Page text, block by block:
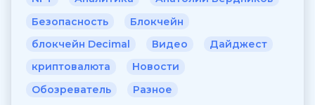
Безопасность
Блокчейн
блокчейн Decimal
Видео
Дайджест
криптовалюта
Новости
Обозреватель
Разное